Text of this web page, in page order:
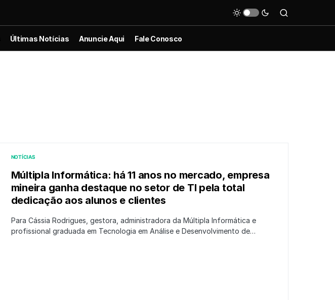
Últimas Notícias Anuncie Aqui Fale Conosco
NOTÍCIAS
Múltipla Informática: há 11 anos no mercado, empresa
mineira ganha destaque no setor de TI pela total
dedicação aos alunos e clientes
Para Cássia Rodrigues, gestora, administradora da Múltipla Informática e
profissional graduada em Tecnologia em Análise e Desenvolvimento de…